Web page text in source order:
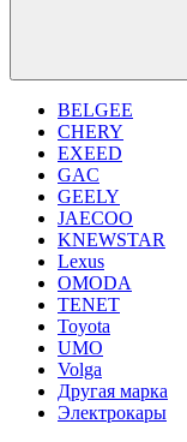
BELGEE
CHERY
EXEED
GAC
GEELY
JAECOO
KNEWSTAR
Lexus
OMODA
TENET
Toyota
UMO
Volga
Другая марка
Электрокары